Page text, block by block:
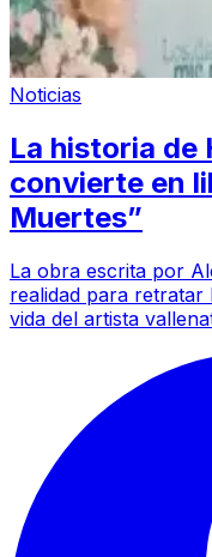
Noticias
La historia de
convierte en
Muertes”
La obra escrita por
realidad para retratar
vida del artista